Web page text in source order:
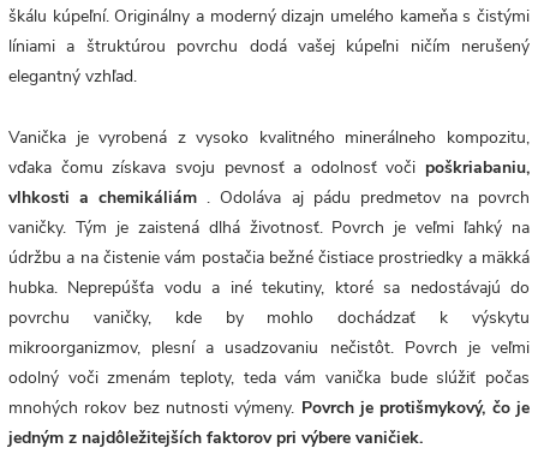
škálu kúpeľní. Originálny a moderný dizajn umelého kameňa s čistými
líniami a štruktúrou povrchu dodá vašej kúpeľni ničím nerušený
elegantný vzhľad.
Vanička je vyrobená z vysoko kvalitného minerálneho kompozitu,
vďaka čomu získava svoju pevnosť a odolnosť voči poškriabaniu,
vlhkosti a chemikáliám . Odoláva aj pádu predmetov na povrch
vaničky. Tým je zaistená dlhá životnosť. Povrch je veľmi ľahký na
údržbu a na čistenie vám postačia bežné čistiace prostriedky a mäkká
hubka. Neprepúšťa vodu a iné tekutiny, ktoré sa nedostávajú do
povrchu vaničky, kde by mohlo dochádzať k výskytu
mikroorganizmov, plesní a usadzovaniu nečistôt. Povrch je veľmi
odolný voči zmenám teploty, teda vám vanička bude slúžiť počas
mnohých rokov bez nutnosti výmeny. Povrch je protišmykový, čo je
jedným z najdôležitejších faktorov pri výbere vaničiek.